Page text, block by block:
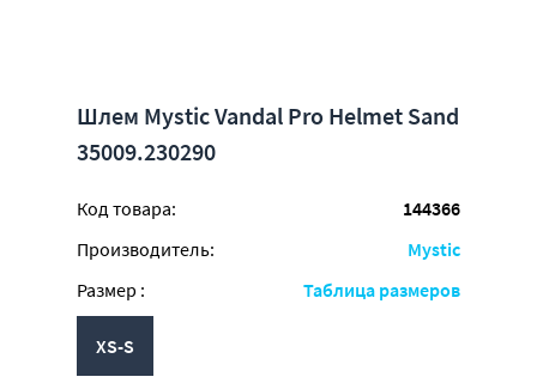
Шлем Mystic Vandal Pro Helmet Sand
35009.230290
Код товара:
144366
Производитель:
Mystic
Размер :
Таблица размеров
XS-S